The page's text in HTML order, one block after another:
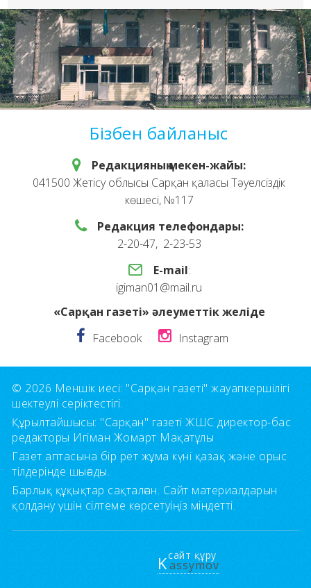
Бізбен байланыс
Редакцияның мекен-жайы:
041500 Жетісу облысы Сарқан қаласы Тәуелсіздік
көшесі, №117
Редакция телефондары:
2-20-47, 2-23-53
E-mail:
igiman01@mail.ru
«Сарқан газеті» әлеуметтік желіде
Facebook
Instagram
© 2026 Меншік иесі: "Сарқан газеті" жауапкершілігі
шектеулі серіктестігі.
Құрылтайшысы: "Сарқан" газеті ЖШС директор-бас
редакторы Игіман Жомарт Мақатұлы
Газет аптасына бір рет жұма күні қазақ және орыс
тілдерінде шығады.
Барлық құқықтар сақталған. Сайт материалдарын
қолдану үшін сілтеме көрсетуіңіз міндетті.
сайт құру
Kassymov